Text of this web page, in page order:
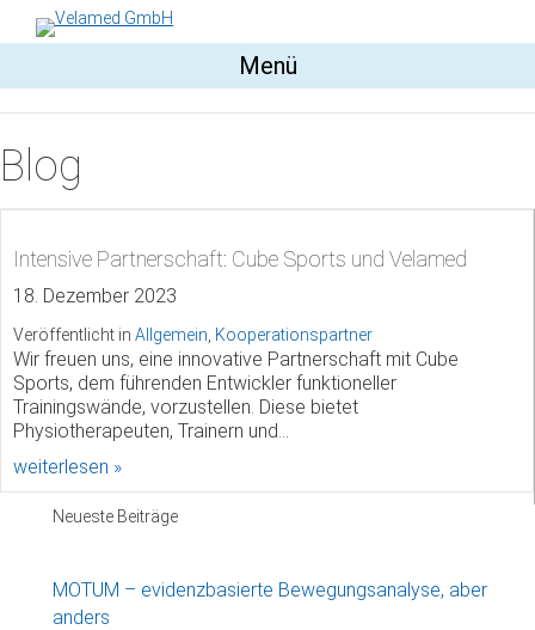
Menü
Blog
Intensive Partnerschaft: Cube Sports und Velamed
18. Dezember 2023
Veröffentlicht in Allgemein Kooperationspartner
Wir freuen uns, eine innovative Partnerschaft mit Cube
Sports, dem führenden Entwickler funktioneller
Trainingswände, vorzustellen. Diese bietet
Physiotherapeuten, Trainern und…
weiterlesen »about Intensive Partnerschaft: Cube Sports und
Neueste Beiträge
MOTUM – evidenzbasierte Bewegungsanalyse, aber
anders